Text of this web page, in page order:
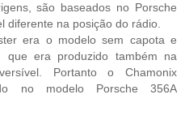
são baseados no Porsche
diferente na posição do rádio.
era o modelo sem capota e
que era produzido também na
Portanto o Chamonix
no modelo Porsche 356A